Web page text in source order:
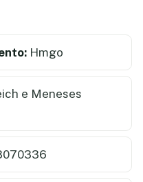
Hmgo
e Meneses